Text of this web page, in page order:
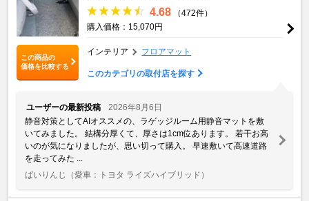
この商品の
価格を比較する
4.68
（472件）
購入価格：15,070円
インテリア フロアマット
このカテゴリの取付店を探す
ユーザーの最新投稿
2026年8月6日
静音対策としてAIオススメの、ラゲッジルーム用静音マットを敷
いてみました。 結構分厚くて、厚さは1cm位あります。 若干お高
いのが気になりましたが、思い切って購入。 早速敷いて高速道路
を走ってみた ...
ばいりんじ
（愛車：トヨタ ライズハイブリッド）